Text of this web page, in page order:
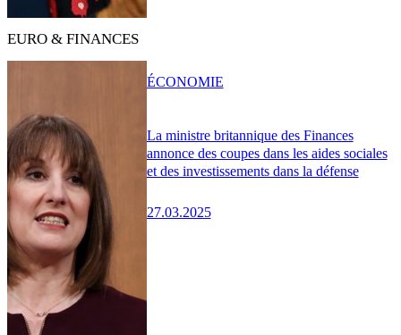
EURO & FINANCES
La ministre britannique des Finances
annonce des coupes dans les aides sociales
et des investissements dans la défense
27.03.2025
ÉCONOMIE